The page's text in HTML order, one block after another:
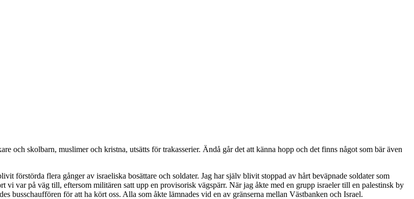
och skolbarn, muslimer och kristna, utsätts för trakasserier. Ändå går det att känna hopp och det finns något som bär även
förstörda flera gånger av israeliska bosättare och soldater. Jag har själv blivit stoppad av hårt beväpnade soldater som
var på väg till, eftersom militären satt upp en provisorisk vägspärr. När jag åkte med en grupp israeler till en palestinsk by
busschauffören för att ha kört oss. Alla som åkte lämnades vid en av gränserna mellan Västbanken och Israel.